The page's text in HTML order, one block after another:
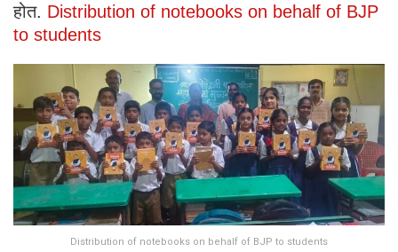
होत. Distribution of notebooks on behalf of BJP
to students
Distribution of notebooks on behalf of BJP to students